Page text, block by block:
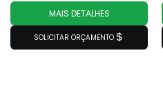
MAIS DETALHES
SOLICITAR ORÇAMENTO